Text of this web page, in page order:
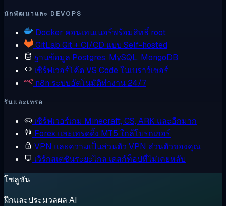
นักพัฒนาและ DEVOPS
Docker คอนเทนเนอร์พร้อมสิทธิ์ root
GitLab Git + CI/CD แบบ Self-hosted
ฐานข้อมูล Postgres, MySQL, MongoDB
เซิร์ฟเวอร์โค้ดVS Code ในเบราว์เซอร์
n8n ระบบอัตโนมัติทำงาน 24/7
รันและเทรด
เซิร์ฟเวอร์เกม Minecraft, CS, ARK และอีกมาก
Forex และเทรดดิ้ง MT5 ใกล้โบรกเกอร์
VPN และความเป็นส่วนตัว VPN ส่วนตัวของคุณ
เวิร์กสเตชันระยะไกล เดสก์ท็อปที่ไม่เคยหลับ
โซลูชัน
ฝึกและประมวลผล AI